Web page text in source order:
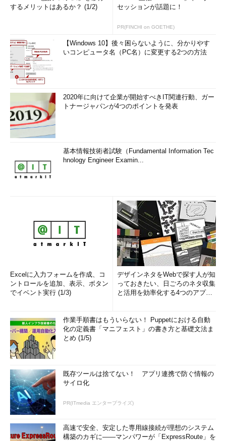
するメリットはあるか？ (1/2)
セッションが話題に！
PR(FINCHI on GOETHE)
【Windows 10】後々困らないように、分かりやす
いコンピュータ名（PC名）に変更する2つの方法
2020年に向けて企業が開始すべきIT関連行動、ガー
トナージャパンが4つのポイントを発表
基本情報技術者試験（Fundamental Information Tec
hnology Engineer Examin...
Excelに入力フォームを作成、コ
ントロールを追加、表示、ボタン
でイベント実行 (1/3)
デザインネタをWebで探す人が知
っておきたい、日ごろのネタ収集
と活用を効率化する4つのアプリ
作業手順書はもういらない！ Puppetにおける自動
化の定義書「マニフェスト」の書き方と基礎文法ま
とめ (1/5)
既存ツールは捨てない！ アプリ連携で防ぐ情報の
サイロ化
PR(ITmedia エンタープライズ)
高速で安全、安定した専用線接続が理想のシステム
構築のカギに――マンパワーが「ExpressRoute」を